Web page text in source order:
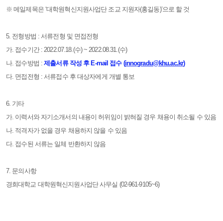
※ 메일제목은 ‘대학원혁신지원사업단 조교 지원자(홍길동)’으로 할 것
5. 전형방법 : 서류전형 및 면접전형
가. 접수기간 : 2022.07.18.(수) ~ 2022.08.31.(수)
나. 접수방법 :제출서류 작성 후 E-mail 접수 (innogradu@khu.ac.kr)
다. 면접전형 : 서류접수 후 대상자에게 개별 통보
6. 기타
가. 이력서와 자기소개서의 내용이 허위임이 밝혀질 경우 채용이 취소될 수 있음
나. 적격자가 없을 경우 채용하지 않을 수 있음
다. 접수된 서류는 일체 반환하지 않음
7. 문의사항
경희대학교 대학원혁신지원사업단 사무실 (02-961-9105~6)